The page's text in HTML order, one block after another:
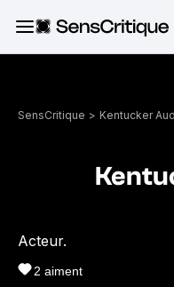
SensCritique > Kentucker
Acteur.
2 aiment